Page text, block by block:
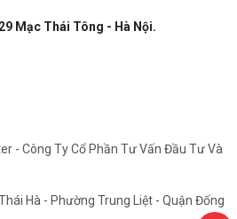
Mạc Thái Tông - Hà Nội.
- Công Ty Cổ Phần Tư Vấn Đầu Tư Và
Hà - Phường Trung Liệt - Quận Đống